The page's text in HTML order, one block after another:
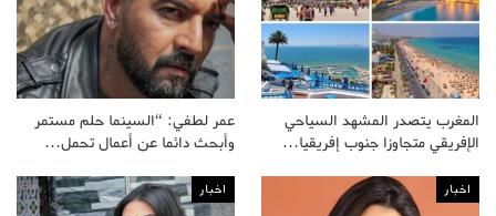
المغرب يتصدر المشهد السياحي
الإفريقي متجاوزا جنوب إفريقيا…
عمر لطفي: “السينما حلم مستمر
وأبحث دائما عن أعمال تحمل…
اخبار اخبار